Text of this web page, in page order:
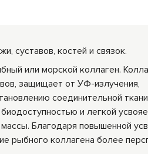
суставов, костей и связок.
или морской коллаген.
защищает от УФ-излучения,
соединительной
и легкой
Благодаря повышенной
рыбного коллагена более